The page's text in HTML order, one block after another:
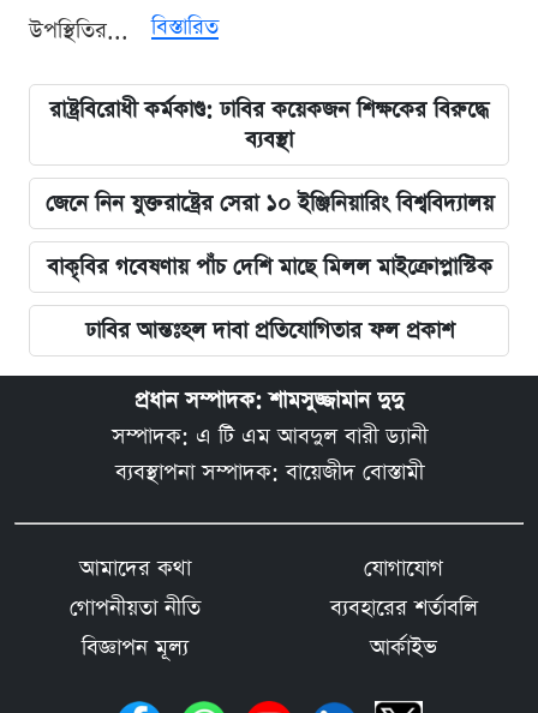
উপস্থিতির...
বিস্তারিত
রাষ্ট্রবিরোধী কর্মকাণ্ড: ঢাবির কয়েকজন শিক্ষকের বিরুদ্ধে
ব্যবস্থা
জেনে নিন যুক্তরাষ্ট্রের সেরা ১০ ইঞ্জিনিয়ারিং বিশ্ববিদ্যালয়
বাকৃবির গবেষণায় পাঁচ দেশি মাছে মিলল মাইক্রোপ্লাস্টিক
ঢাবির আন্তঃহল দাবা প্রতিযোগিতার ফল প্রকাশ
প্রধান সম্পাদক: শামসুজ্জামান দুদু
সম্পাদক: এ টি এম আবদুল বারী ড্যানী
ব্যবস্থাপনা সম্পাদক: বায়েজীদ বোস্তামী
আমাদের কথা
যোগাযোগ
গোপনীয়তা নীতি
ব্যবহারের শর্তাবলি
বিজ্ঞাপন মূল্য
আর্কাইভ